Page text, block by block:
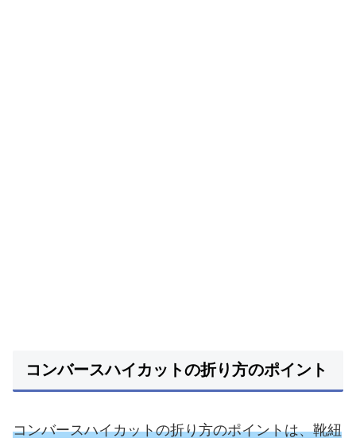
コンバースハイカットの折り方のポイント
コンバースハイカットの折り方のポイントは、靴紐